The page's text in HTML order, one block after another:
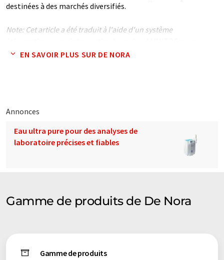
destinées à des marchés diversifiés.
Note: Cet article a été traduit à l'aide d'un système
ces traductions automatiques pour présenter un plus large
EN SAVOIR PLUS SUR DE NORA
Annonces
Eau ultra pure pour des analyses de
laboratoire précises et fiables
Gamme de produits de De Nora
Gamme de produits